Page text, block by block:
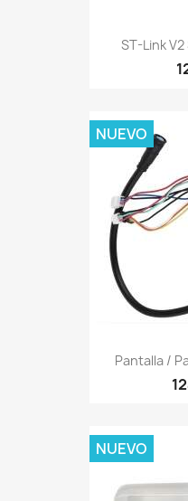
ST-Link V2
Pantalla /
NUEVO
NUEVO